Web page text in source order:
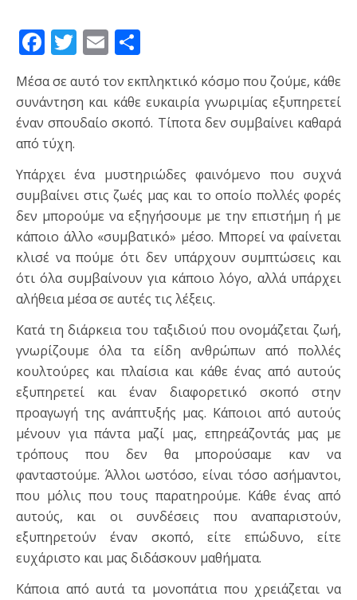
Facebook
Twitter
Email
Μέσα σε αυτό τον εκπληκτικό κόσμο που ζούμε, κάθε
συνάντηση και κάθε ευκαιρία γνωριμίας εξυπηρετεί
έναν σπουδαίο σκοπό. Τίποτα δεν συμβαίνει καθαρά
από τύχη.
Υπάρχει ένα μυστηριώδες φαινόμενο που συχνά
συμβαίνει στις ζωές μας και το οποίο πολλές φορές
δεν μπορούμε να εξηγήσουμε με την επιστήμη ή με
κάποιο άλλο «συμβατικό» μέσο. Μπορεί να φαίνεται
κλισέ να πούμε ότι δεν υπάρχουν συμπτώσεις και
ότι όλα συμβαίνουν για κάποιο λόγο, αλλά υπάρχει
αλήθεια μέσα σε αυτές τις λέξεις.
Κατά τη διάρκεια του ταξιδιού που ονομάζεται ζωή,
γνωρίζουμε όλα τα είδη ανθρώπων από πολλές
κουλτούρες και πλαίσια και κάθε ένας από αυτούς
εξυπηρετεί και έναν διαφορετικό σκοπό στην
προαγωγή της ανάπτυξής μας. Κάποιοι από αυτούς
μένουν για πάντα μαζί μας, επηρεάζοντάς μας με
τρόπους που δεν θα μπορούσαμε καν να
φανταστούμε. Άλλοι ωστόσο, είναι τόσο ασήμαντοι,
που μόλις που τους παρατηρούμε. Κάθε ένας από
αυτούς, και οι συνδέσεις που αναπαριστούν,
εξυπηρετούν έναν σκοπό, είτε επώδυνο, είτε
ευχάριστο και μας διδάσκουν μαθήματα.
Κάποια από αυτά τα μονοπάτια που χρειάζεται να